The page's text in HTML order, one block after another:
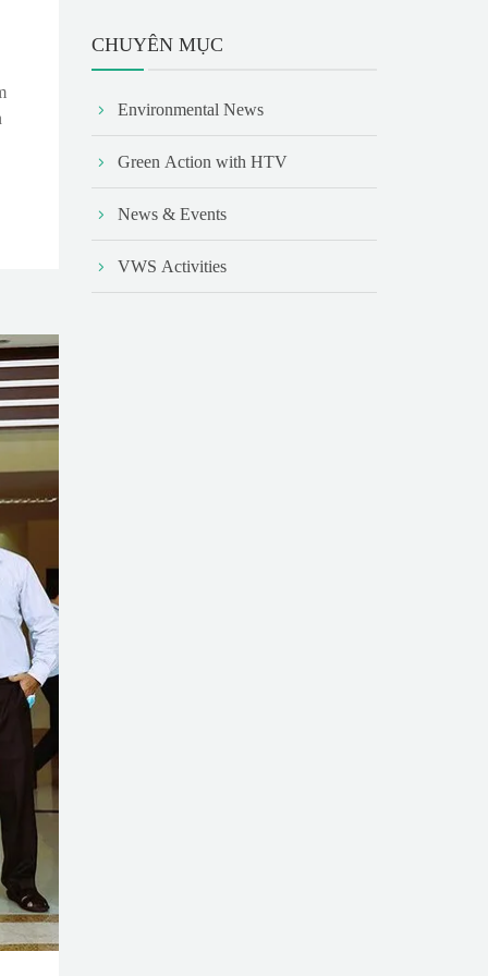
CHUYÊN MỤC
Environmental News
Green Action with HTV
News & Events
VWS Activities